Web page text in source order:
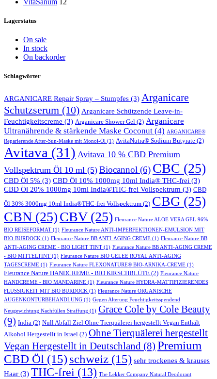
VitaSanum 12
Lagerstatus
On sale
In stock
On backorder
Schlagwörter
ARGANICARE Repair Spray – Stumpfes (3) Arganicare
Schutzserum (10) Arganicare Schützende Leave-in-
Feuchtigkeitscreme (3) Arganicare Shower Gel (2) Arganicare
Ultranährende & stärkende Maske Coconut (4) ARGANICARE®
Reparierende After-Sun-Maske mit Monoi-Öl (1) AvitaNutra® Sodium Butyrate (2)
Avitava (31) Avitava 10 % CBD Premium
Vollspektrum Öl 10 ml (5) Biocannol (6) CBC (25)
CBD Öl 5% (3) CBD Öl 10% 1000mg 10ml India® THC-frei (3)
CBD Öl 20% 1000mg 10ml India®THC-frei Vollspektrum (3) CBD
Öl 30% 3000mg 10ml India®THC-frei Vollspektrum (2) CBG (25)
CBN (25)CBV(25) Fleurance Nature ALOE VERA GEL 96%
BIO REISEFORMAT (1) Fleurance Nature ANTI-IMPERFEKTIONEN-EMULSION MIT
BIO-BURDOCK (1) Fleurance Nature BB ANTI-AGING CREME (1) Fleurance Nature BB
ANTI-AGING CREME - BIO LIGHT TINT (1) Fleurance Nature BB ANTI-AGING CREME
- BIO MITTELTINT (1) Fleurance Nature BIO GELEE ROYAL ANTI-AGING
TAGESCREME (1) Fleurance Nature FLEXONATURE® BIO-ARNIKA-CREME (1)
Fleurance Nature HANDCREME - BIO KIRSCHBLÜTE (2) Fleurance Nature
HANDCREME - BIO MANDARINE (1) Fleurance Nature HYDRA-MATTIFIZIERENDES
FLÜSSIGKEIT MIT BIO BURDOCK (1) Fleurance Nature ORGANISCHE
AUGENKONTURBEHANDLUNG (1) Gegen Alterung Feuchtigkeitsspendend
Neugewichtung Nachfüllen Straffung (1) Grace Cole by Cole Beauty
(9) India (2) Null Abfall Ziel Ohne Tierquälerei hergestellt Vegan Enthält
Alkohol Hergestellt in Israel (2) Ohne Tierquälerei hergestellt
Vegan Hergestellt in Deutschland (8) Premium
CBD Öl (15)schweiz (15) sehr trockenes & krauses
Haar (3) THC-frei (13) The Lekker Company Natural Deodorant